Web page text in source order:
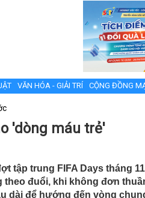
VĂN HÓA - GIẢI TRÍ CỘNG ĐỒNG
'dòng máu trẻ'
tập trung FIFA Days tháng
theo đuổi, khi không đơn
dài để hướng đến vòng